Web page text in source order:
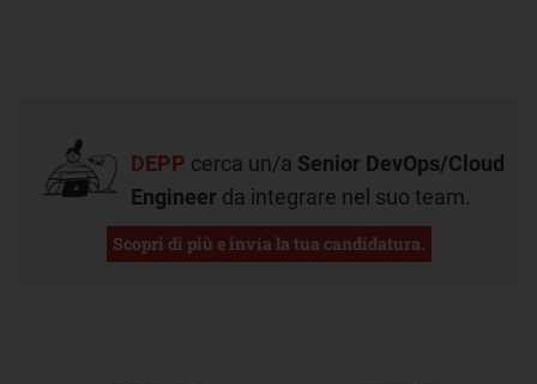
DEPP cerca un/a Senior DevOps/Cloud
Engineer da integrare nel suo team.
Scopri di più e invia la tua candidatura.